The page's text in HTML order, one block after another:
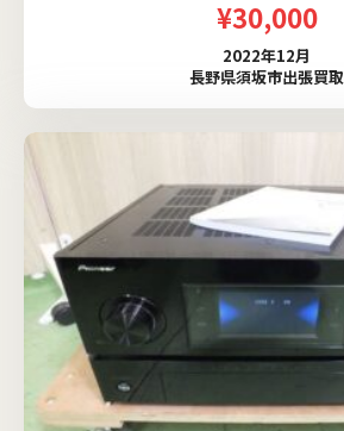
¥30,000
2022年12月
長野県須坂市出張買取